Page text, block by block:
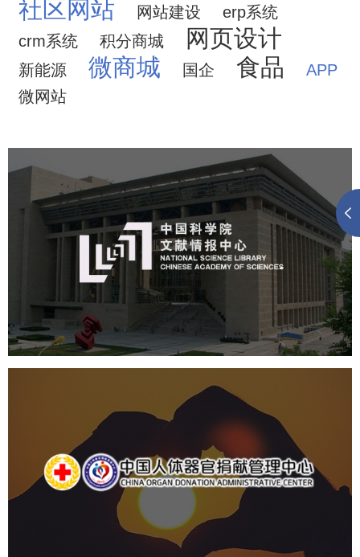
社区网站 网站建设
erp系统
crm系统
积分商城 网页设计
新能源 微商城 国企 食品
APP
微网站
中国科学院文献情报中心
网站建设
数字博物馆建设
展厅空间设计
产品展厅设计
中国人体器官捐献管理中心
国企 品牌官网 网站建设